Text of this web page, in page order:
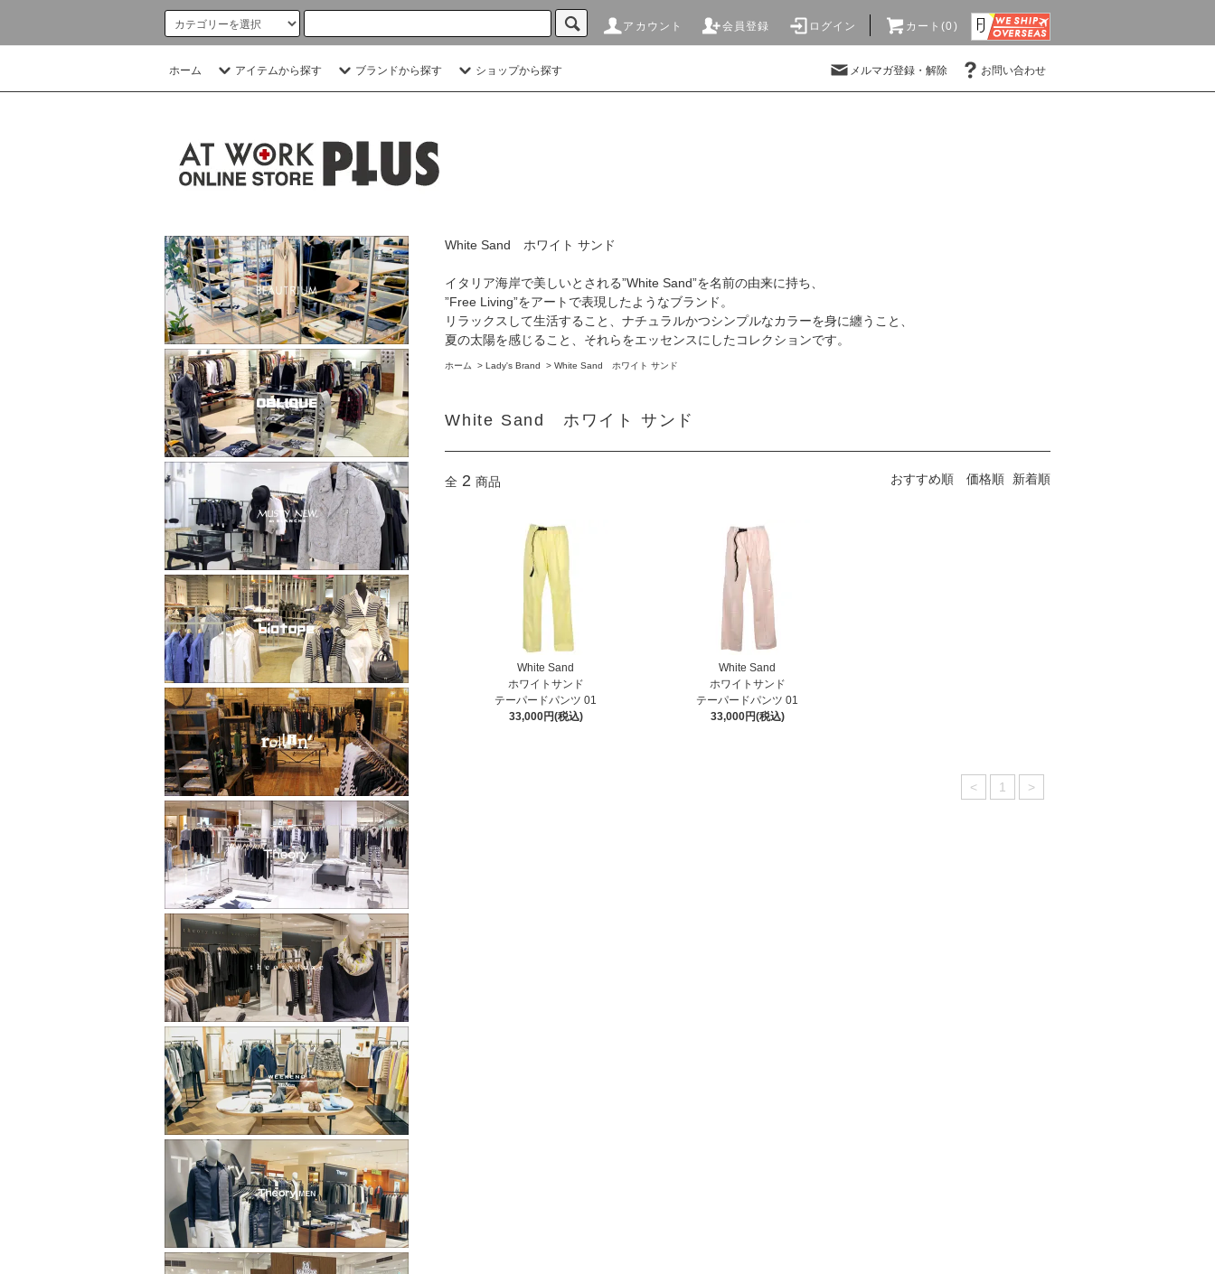
アカウント 会員登録 ログイン カート(0)
ホーム アイテムから探す ブランドから探す ショップから探す メルマガ登録・解除 お問い合わせ
White Sand ホワイト サンド
イタリア海岸で美しいとされる”White Sand”を名前の由来に持ち、
”Free Living”をアートで表現したようなブランド。
リラックスして生活すること、ナチュラルかつシンプルなカラーを身に纏うこと、
夏の太陽を感じること、それらをエッセンスにしたコレクションです。
ホーム > Lady's Brand > White Sand ホワイト サンド
White Sand ホワイト サンド
全 2 商品 おすすめ順 価格順 新着順
White Sand
ホワイトサンド
テーパードパンツ 01
33,000円(税込)
White Sand
ホワイトサンド
テーパードパンツ 01
33,000円(税込)
< 1 >